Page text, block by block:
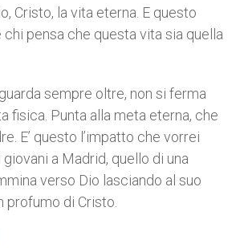
Cristo, la vita eterna. E questo
pensa che questa vita sia quella
sempre oltre, non si ferma
fisica. Punta alla meta eterna, che
E’ questo l’impatto che vorrei
a Madrid, quello di una
verso Dio lasciando al suo
profumo di Cristo.